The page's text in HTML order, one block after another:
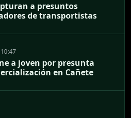
a presuntos
de transportistas
a joven por presunta
en Cañete